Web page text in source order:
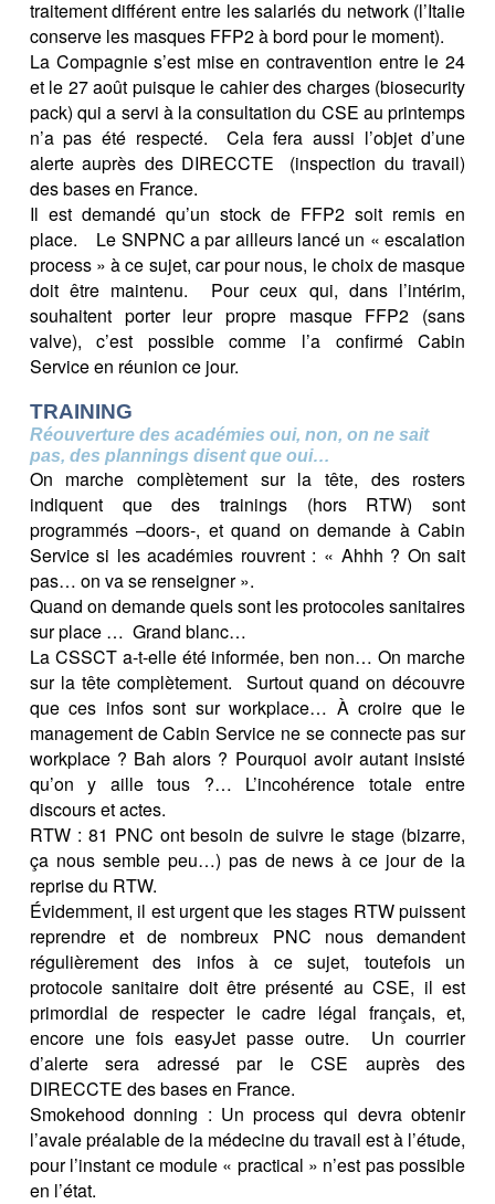
traitement différent entre les salariés du network (l’Italie
conserve les masques FFP2 à bord pour le moment).
La Compagnie s’est mise en contravention entre le 24
et le 27 août puisque le cahier des charges (biosecurity
pack) qui a servi à la consultation du CSE au printemps
n’a pas été respecté. Cela fera aussi l’objet d’une
alerte auprès des DIRECCTE (inspection du travail)
des bases en France.
Il est demandé qu’un stock de FFP2 soit remis en
place. Le SNPNC a par ailleurs lancé un « escalation
process » à ce sujet, car pour nous, le choix de masque
doit être maintenu. Pour ceux qui, dans l’intérim,
souhaitent porter leur propre masque FFP2 (sans
valve), c’est possible comme l’a confirmé Cabin
Service en réunion ce jour.
TRAINING
Réouverture des académies oui, non, on ne sait
pas, des plannings disent que oui…
On marche complètement sur la tête, des rosters
indiquent que des trainings (hors RTW) sont
programmés –doors-, et quand on demande à Cabin
Service si les académies rouvrent : « Ahhh ? On sait
pas… on va se renseigner ».
Quand on demande quels sont les protocoles sanitaires
sur place … Grand blanc…
La CSSCT a-t-elle été informée, ben non… On marche
sur la tête complètement. Surtout quand on découvre
que ces infos sont sur workplace… À croire que le
management de Cabin Service ne se connecte pas sur
workplace ? Bah alors ? Pourquoi avoir autant insisté
qu’on y aille tous ?… L’incohérence totale entre
discours et actes.
RTW : 81 PNC ont besoin de suivre le stage (bizarre,
ça nous semble peu…) pas de news à ce jour de la
reprise du RTW.
Évidemment, il est urgent que les stages RTW puissent
reprendre et de nombreux PNC nous demandent
régulièrement des infos à ce sujet, toutefois un
protocole sanitaire doit être présenté au CSE, il est
primordial de respecter le cadre légal français, et,
encore une fois easyJet passe outre. Un courrier
d’alerte sera adressé par le CSE auprès des
DIRECCTE des bases en France.
Smokehood donning : Un process qui devra obtenir
l’avale préalable de la médecine du travail est à l’étude,
pour l’instant ce module « practical » n’est pas possible
en l’état.